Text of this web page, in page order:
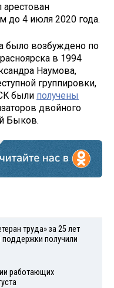
арестован
до 4 июля 2020 года.
было возбуждено по
в 1994
Наумова,
группировки,
были получены
двойного
Быков.
труда» за 25 лет
получили
работающих